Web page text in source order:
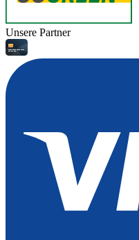
Unsere Partner